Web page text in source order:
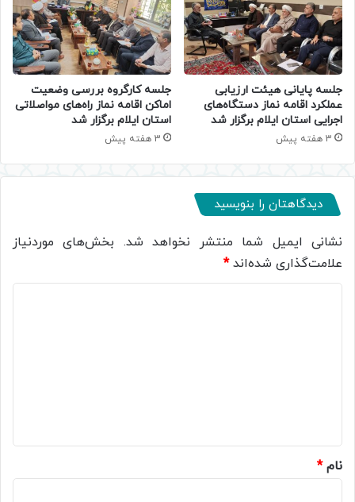
جلسه پایانی هیئت ارزیابی
عملکرد اقامه نماز دستگاه‌های
اجرایی استان ایلام برگزار شد
3 هفته پیش
جلسه کارگروه بررسی وضعیت
اماکن اقامه نماز راه‌های مواصلاتی
استان ایلام برگزار شد
3 هفته پیش
دیدگاهتان را بنویسید
نشانی ایمیل شما منتشر نخواهد شد. بخش‌های موردنیاز
علامت‌گذاری شده‌اند*
نام*